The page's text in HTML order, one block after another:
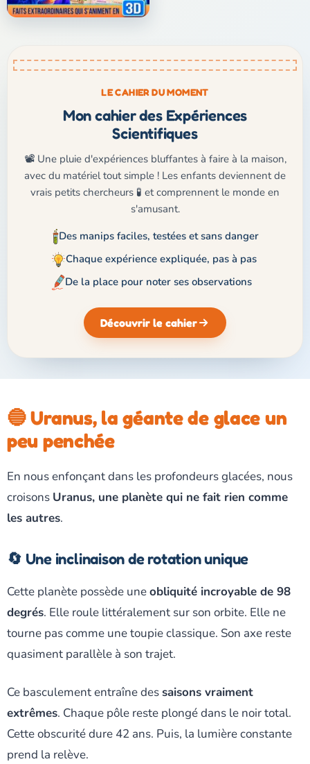
LE CAHIER DU MOMENT
Mon cahier des Expériences
Scientifiques
📽️ Une pluie d'expériences bluffantes à faire à la maison,
avec du matériel tout simple ! Les enfants deviennent de
vrais petits chercheurs 🧪 et comprennent le monde en
s'amusant.
Des manips faciles, testées et sans danger
Chaque expérience expliquée, pas à pas
De la place pour noter ses observations
Découvrir le cahier
🔵 Uranus, la géante de glace un
peu penchée
En nous enfonçant dans les profondeurs glacées, nous
croisons Uranus, une planète qui ne fait rien comme
les autres.
🔄 Une inclinaison de rotation unique
Cette planète possède uneobliquité incroyable de 98
degrés. Elle roule littéralement sur son orbite. Elle ne
tourne pas comme une toupie classique. Son axe reste
quasiment parallèle à son trajet.
Ce basculement entraîne dessaisons vraiment
extrêmes. Chaque pôle reste plongé dans le noir total.
Cette obscurité dure 42 ans. Puis, la lumière constante
prend la relève.